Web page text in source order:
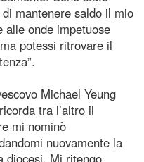
mantenere saldo il mio
alle onde impetuose
potessi ritrovare il
Michael Yeung
tra l’altro il
mi nominò
nuovamente la
diocesi. Mi ritengo